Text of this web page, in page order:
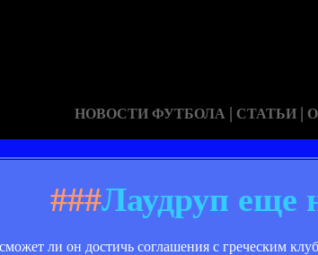
НОВОСТИ ФУТБОЛА | СТАТЬИ |
###Лаудруп еще
ли он достичь соглашения с греческим